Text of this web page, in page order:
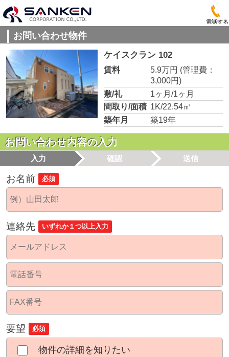
電話する
お問い合わせ物件
ケイスクラン 102
賃料 5.9万円 (管理費：
3,000円)
敷/礼
1ヶ月/1ヶ月
間取り/面積 1K/22.54㎡
築年月
築19年
お問い合わせ内容の入力
入力 確認 送信
お名前 必須
連絡先 いずれか１つ以上入力
要望 必須
物件の詳細を知りたい